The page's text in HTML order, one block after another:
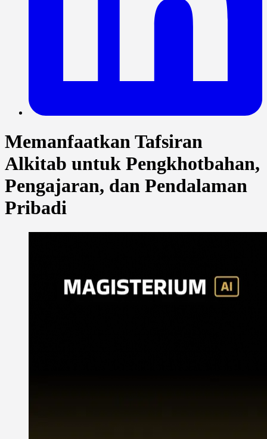
Memanfaatkan Tafsiran
Alkitab untuk Pengkhotbahan,
Pengajaran, dan Pendalaman
Pribadi